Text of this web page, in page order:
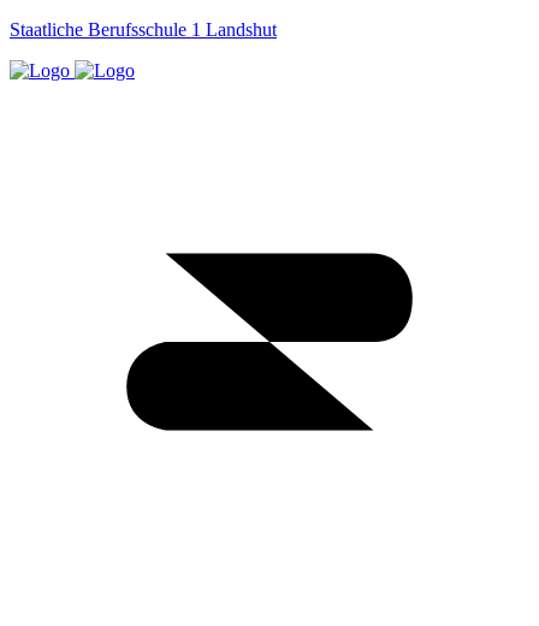
Staatliche Berufsschule 1 Landshut